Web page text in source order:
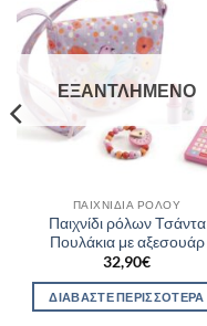
ΕΞΑΝΤΛΗΜΈΝΟ
ΠΑΙΧΝΊΔΙΑ ΡΌΛΟΥ
Παιχνίδι ρόλων Τσάντα
Πουλάκια με αξεσουάρ
32,90€
ΔΙΑΒΆΣΤΕ ΠΕΡΙΣΣΌΤΕΡΑ